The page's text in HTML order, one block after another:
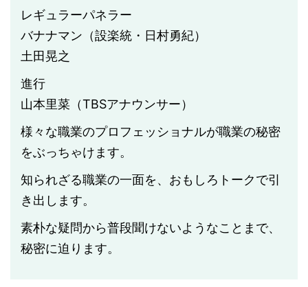
レギュラーパネラー
バナナマン（設楽統・日村勇紀）
土田晃之
進行
山本里菜（TBSアナウンサー）
様々な職業のプロフェッショナルが職業の秘密
をぶっちゃけます。
知られざる職業の一面を、おもしろトークで引
き出します。
素朴な疑問から普段聞けないようなことまで、
秘密に迫ります。